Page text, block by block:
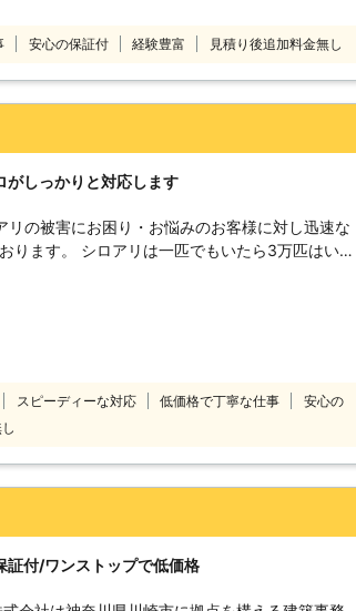
安心の保証付 経験豊富 見積り後追加料金無し
がしっかりと対応します
リの被害にお困り・お悩みのお客様に対し迅速な
ります。 シロアリは一匹でもいたら3万匹はいる
家の中やお庭などでシロアリを見かけた際は被害
ください。駆除が遅れると、さらに被害が拡大し
全国数多くの加盟店と提携していますので、日本
、これまでに培
縮。そして、常にお客様目線での作業を心掛けて
自宅のみならず、アパートや
などに出現したシロアリの駆除、防除も対応して
がいたけどシロアリなのかな？床がぶよぶよす
してもらいたい。ささいなことでも一度シロアリ
充実、ご利用シェア№1を誇るシロアリ駆除のス
てお任せください。
スピーディーな対応 低価格で丁寧な仕事
安心の
付/ワンストップで低価格